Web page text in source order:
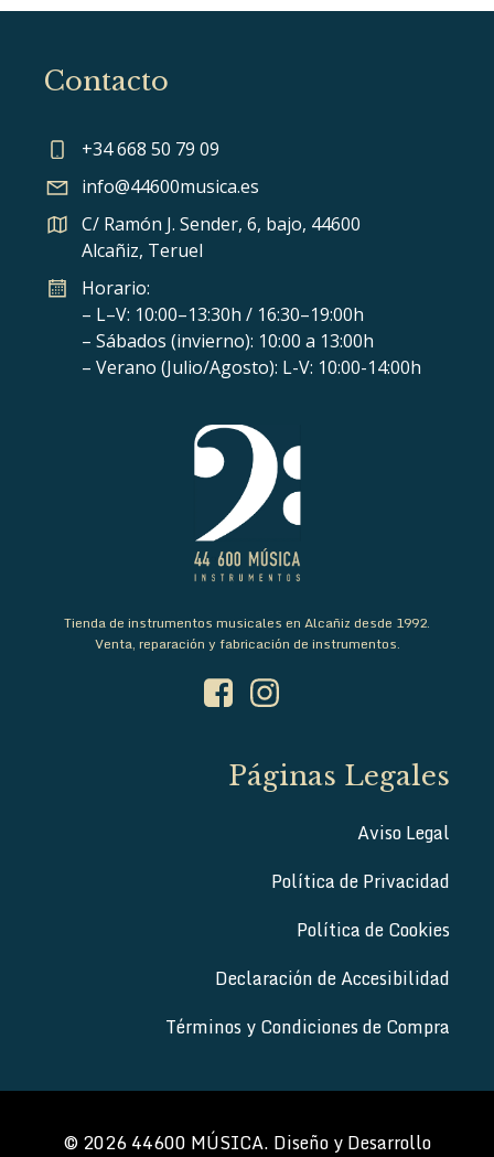
Contacto
+34 668 50 79 09
info@44600musica.es
C/ Ramón J. Sender, 6, bajo, 44600
Alcañiz, Teruel
Horario:
– L–V: 10:00–13:30h / 16:30–19:00h
– Sábados (invierno): 10:00 a 13:00h
– Verano (Julio/Agosto): L-V: 10:00-14:00h
Tienda de instrumentos musicales en Alcañiz desde 1992.
Venta, reparación y fabricación de instrumentos.
Páginas Legales
Aviso Legal
Política de Privacidad
Política de Cookies
Declaración de Accesibilidad
Términos y Condiciones de Compra
© 2026 44600 MÚSICA. Diseño y Desarrollo